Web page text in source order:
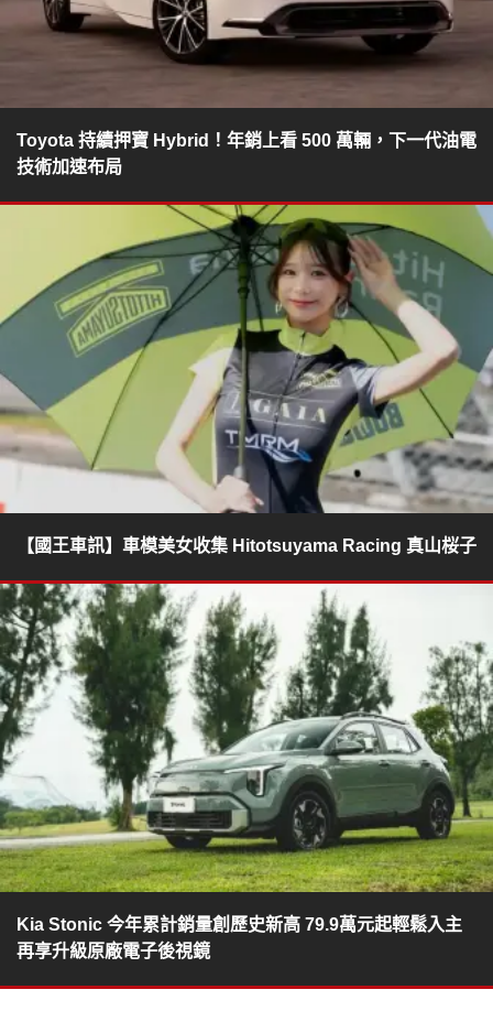
Toyota 持續押寶 Hybrid！年銷上看 500 萬輛，下一代油電
技術加速布局
【國王車訊】車模美女收集 Hitotsuyama Racing 真山桜子
Kia Stonic 今年累計銷量創歷史新高 79.9萬元起輕鬆入主
再享升級原廠電子後視鏡